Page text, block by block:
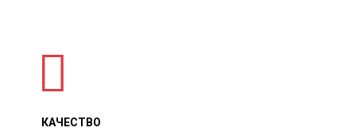
КАЧЕСТВО